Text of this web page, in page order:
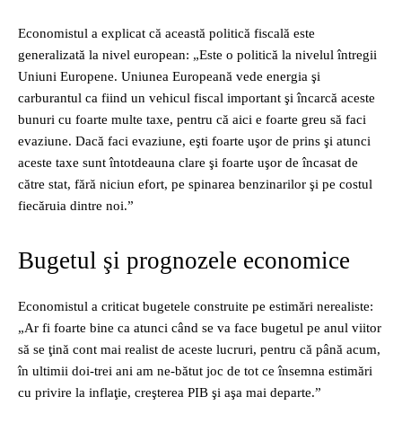
Economistul a explicat că această politică fiscală este
generalizată la nivel european: „Este o politică la nivelul întregii
Uniuni Europene. Uniunea Europeană vede energia şi
carburantul ca fiind un vehicul fiscal important şi încarcă aceste
bunuri cu foarte multe taxe, pentru că aici e foarte greu să faci
evaziune. Dacă faci evaziune, eşti foarte uşor de prins şi atunci
aceste taxe sunt întotdeauna clare şi foarte uşor de încasat de
către stat, fără niciun efort, pe spinarea benzinarilor şi pe costul
fiecăruia dintre noi.”
Bugetul şi prognozele economice
Economistul a criticat bugetele construite pe estimări nerealiste:
„Ar fi foarte bine ca atunci când se va face bugetul pe anul viitor
să se ţină cont mai realist de aceste lucruri, pentru că până acum,
în ultimii doi‑trei ani am ne‑bătut joc de tot ce însemna estimări
cu privire la inflaţie, creşterea PIB şi aşa mai departe.”